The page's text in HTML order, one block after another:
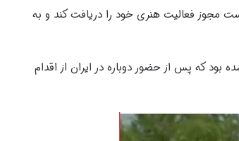
مجوز فعالیت هنری خود را دریافت کند و به
که پس از حضور دوباره در ایران از اقدام